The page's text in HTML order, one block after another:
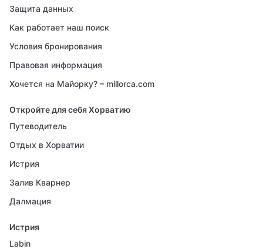
Защита данных
Как работает наш поиск
Условия бронирования
Правовая информация
Хочется на Майорку? – millorca.com
Откройте для себя Хорватию
Путеводитель
Отдых в Хорватии
Истрия
Залив Кварнер
Далмация
Истрия
Labin